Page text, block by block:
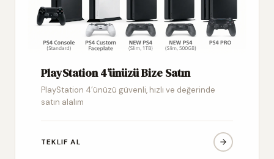
PlayStation 4’ünüzü Bize Satın
PlayStation 4’ünüzü güvenli, hızlı ve değerinde
satın alalım
TEKLIF AL